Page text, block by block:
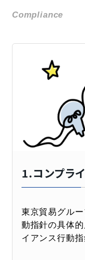
Compliance
1.コンプラ
東京貿易グル
動指針の具体
イアンス行動指